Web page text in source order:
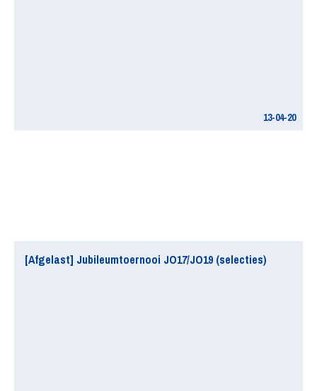
13-04-20
[Afgelast] Jubileumtoernooi JO17/JO19 (selecties)